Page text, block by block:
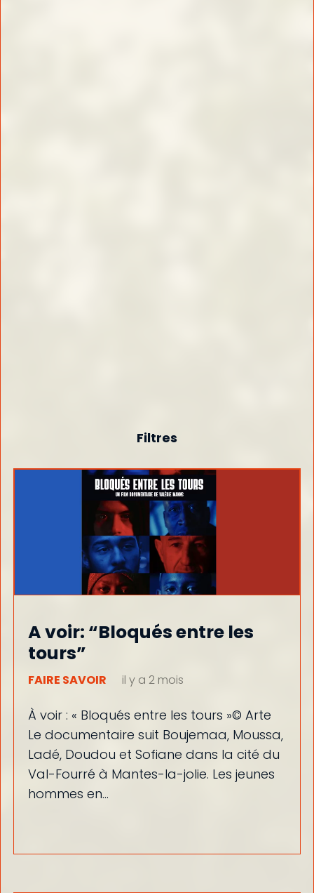
Filtres
A voir: “Bloqués entre les
tours”
FAIRE SAVOIR il y a 2 mois
À voir : « Bloqués entre les tours »© Arte
Le documentaire suit Boujemaa, Moussa,
Ladé, Doudou et Sofiane dans la cité du
Val-Fourré à Mantes-la-jolie. Les jeunes
hommes en…